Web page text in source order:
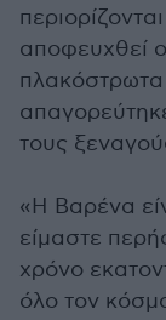
αποφευχθεί
τους
«Η Βαρένα
είμαστε
χρόνο
όλο τον